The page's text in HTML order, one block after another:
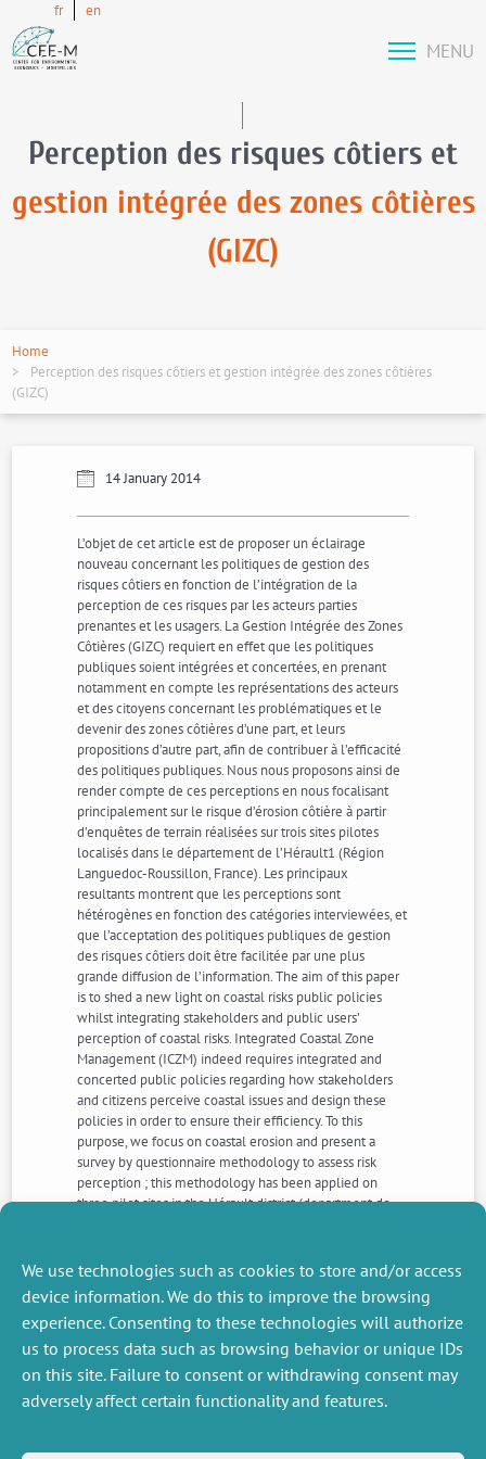
We use technologies such as cookies to store and/or access
device information. We do this to improve the browsing
experience. Consenting to these technologies will authorize
us to process data such as browsing behavior or unique IDs
on this site. Failure to consent or withdrawing consent may
adversely affect certain functionality and features.
fr en
MENU
Perception des risques côtiers et
gestion intégrée des zones côtières
(GIZC)
Home
Perception des risques côtiers et gestion intégrée des zones côtières
(GIZC)
14 January 2014
L’objet de cet article est de proposer un éclairage
nouveau concernant les politiques de gestion des
risques côtiers en fonction de l’intégration de la
perception de ces risques par les acteurs parties
prenantes et les usagers. La Gestion Intégrée des Zones
Côtières (GIZC) requiert en effet que les politiques
publiques soient intégrées et concertées, en prenant
notamment en compte les représentations des acteurs
et des citoyens concernant les problématiques et le
devenir des zones côtières d’une part, et leurs
propositions d’autre part, afin de contribuer à l’efficacité
des politiques publiques. Nous nous proposons ainsi de
render compte de ces perceptions en nous focalisant
principalement sur le risque d’érosion côtière à partir
d’enquêtes de terrain réalisées sur trois sites pilotes
localisés dans le département de l’Hérault1 (Région
Languedoc-Roussillon, France). Les principaux
resultants montrent que les perceptions sont
hétérogènes en fonction des catégories interviewées, et
que l’acceptation des politiques publiques de gestion
des risques côtiers doit être facilitée par une plus
grande diffusion de l’information. The aim of this paper
is to shed a new light on coastal risks public policies
whilst integrating stakeholders and public users’
perception of coastal risks. Integrated Coastal Zone
Management (ICZM) indeed requires integrated and
concerted public policies regarding how stakeholders
and citizens perceive coastal issues and design these
policies in order to ensure their efficiency. To this
purpose, we focus on coastal erosion and present a
survey by questionnaire methodology to assess risk
perception ; this methodology has been applied on
three pilot sites in the Hérault district (department de
categories interviewed and that information has to be
enhanced to ease coastal public policies approval.
NEXT
PREVIOUS